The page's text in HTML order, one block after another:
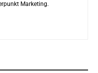
Marketing.